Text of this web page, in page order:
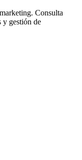
Consulta
y gestión de